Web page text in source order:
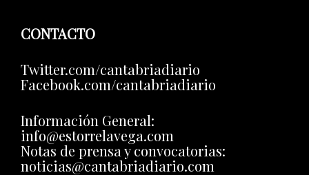
CONTACTO
Twitter.com/cantabriadiario
Facebook.com/cantabriadiario
Información General:
info@estorrelavega.com
Notas de prensa y convocatorias:
noticias@cantabriadiario.com